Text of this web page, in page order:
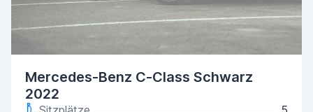
Mercedes-Benz C-Class Schwarz
2022